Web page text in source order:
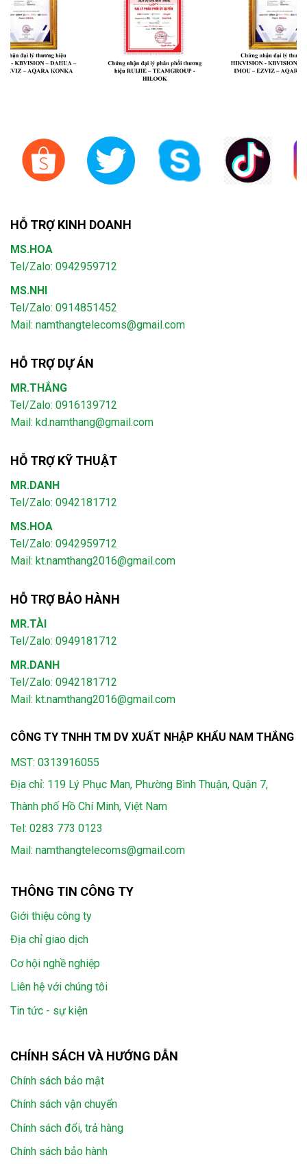
HỖ TRỢ KINH DOANH
MS.HOA
Tel/Zalo: 0942959712
MS.NHI
Tel/Zalo: 0914851452
Mail: namthangtelecoms@gmail.com
HỖ TRỢ DỰ ÁN
MR.THẮNG
Tel/Zalo: 0916139712
Mail: kd.namthang@gmail.com
HỖ TRỢ KỸ THUẬT
MR.DANH
Tel/Zalo: 0942181712
MS.HOA
Tel/Zalo: 0942959712
Mail: kt.namthang2016@gmail.com
HỖ TRỢ BẢO HÀNH
MR.TÀI
Tel/Zalo: 0949181712
MR.DANH
Tel/Zalo: 0942181712
Mail: kt.namthang2016@gmail.com
CÔNG TY TNHH TM DV XUẤT NHẬP KHẨU NAM THẮNG
MST: 0313916055
Địa chỉ: 119 Lý Phục Man, Phường Bình Thuận, Quận 7,
Thành phố Hồ Chí Minh, Việt Nam
Tel: 0283 773 0123
Mail: namthangtelecoms@gmail.com
THÔNG TIN CÔNG TY
Giới thiệu công ty
Địa chỉ giao dịch
Cơ hội nghề nghiệp
Liên hệ với chúng tôi
Tin tức - sự kiện
CHÍNH SÁCH VÀ HƯỚNG DẪN
Chính sách bảo mật
Chính sách vận chuyển
Chính sách đổi, trả hàng
Chính sách bảo hành